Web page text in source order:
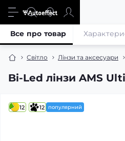
Світло Лінзи та аксесуари
Bi-Led лінзи AMS
Все про товар
12 12 популярний